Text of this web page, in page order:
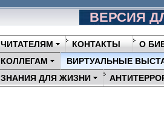
ВЕРСИЯ
ЧИТАТЕЛЯМ КОНТАКТЫ
О
КОЛЛЕГАМ
ВИРТУАЛЬНЫЕ
ЗНАНИЯ ДЛЯ ЖИЗНИ